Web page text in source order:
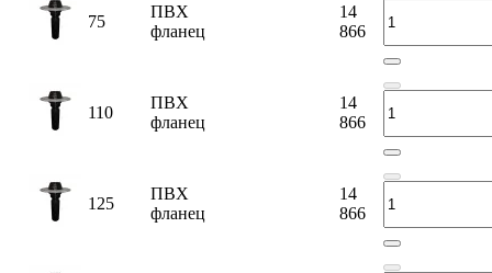
75
ПВХ
фланец
14
866
110
ПВХ
фланец
14
866
125
ПВХ
фланец
14
866